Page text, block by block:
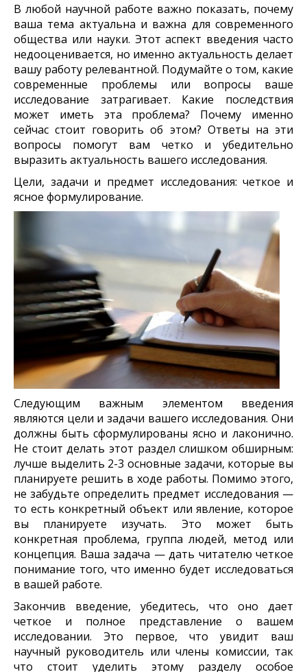
В любой научной работе важно показать, почему
ваша тема актуальна и важна для современного
общества или науки. Этот аспект введения часто
недооценивается, но именно актуальность делает
вашу работу релевантной. Подумайте о том, какие
современные проблемы или вопросы ваше
исследование затрагивает. Какие последствия
может иметь эта проблема? Почему именно
сейчас стоит говорить об этом? Ответы на эти
вопросы помогут вам четко и убедительно
выразить актуальность вашего исследования.
Цели, задачи и предмет исследования: четкое и
ясное формулирование.
Следующим важным элементом введения
являются цели и задачи вашего исследования. Они
должны быть сформулированы ясно и лаконично.
Не стоит делать этот раздел слишком обширным:
лучше выделить 2-3 основные задачи, которые вы
планируете решить в ходе работы. Помимо этого,
не забудьте определить предмет исследования —
то есть конкретный объект или явление, которое
вы планируете изучать. Это может быть
конкретная проблема, группа людей, метод или
концепция. Ваша задача — дать читателю четкое
понимание того, что именно будет исследоваться
в вашей работе.
Закончив введение, убедитесь, что оно дает
четкое и полное представление о вашем
исследовании. Это первое, что увидит ваш
научный руководитель или члены комиссии, так
что стоит уделить этому разделу особое